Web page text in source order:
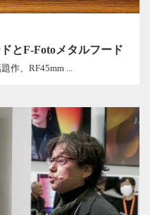
とF-Fotoメタルフード
作、RF45mm ...